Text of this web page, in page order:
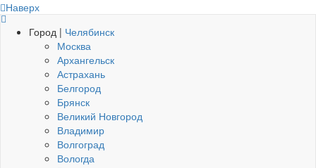
Наверх
Город | Челябинск
Москва
Архангельск
Астрахань
Белгород
Брянск
Великий Новгород
Владимир
Волгоград
Вологда